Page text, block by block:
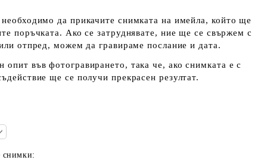
да прикачите снимката на имейла, който ще
поръчката. Ако се затруднявате, ние ще се свържем с
отпред, можем да гравираме послание и дата.
във фотогравирането, така че, ако снимката е с
ще се получи прекрасен резултат.
снимки: